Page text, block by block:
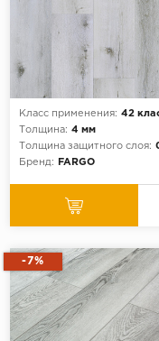
Класс применения: 42
Толщина: 4 мм
Толщина защитного слоя:
Бренд:
FARGO
-7%